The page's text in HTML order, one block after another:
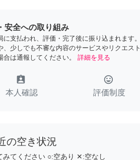
安全への取り組み
支払われ、評価・完了後に振り込まれます。
、少しでも不審な内容のサービスやリクエスト
は通報してください。
詳細を見る
assignment_ind
本人確認
tag_faces
評価制度
の空き状況
みてください ○:空あり ✕:空なし